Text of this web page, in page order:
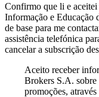
Confirmo que li e aceitei
Informação e
de base para me
assistência telefónica
cancelar a subscrição
Aceito receber
Brokers S.A. sobre
promoções,